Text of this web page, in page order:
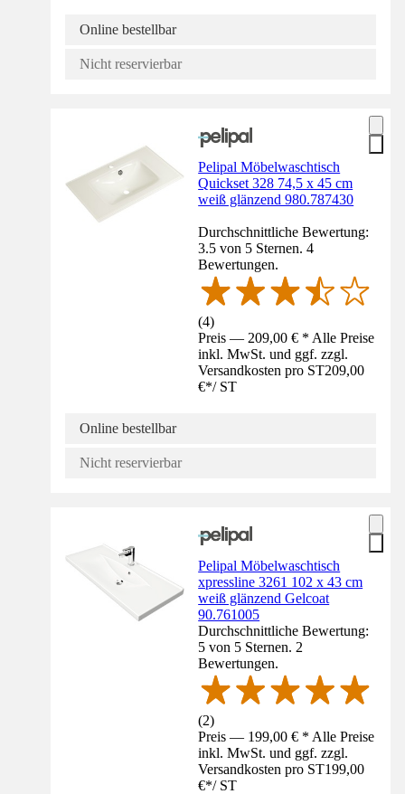
Online bestellbar
Nicht reservierbar
Pelipal Möbelwaschtisch
Quickset 328 74,5 x 45 cm
weiß glänzend 980.787430
Durchschnittliche Bewertung:
3.5 von 5 Sternen. 4
Bewertungen.
(4)
Preis — 209,00 € * Alle Preise
inkl. MwSt. und ggf. zzgl.
Versandkosten pro ST209,00
€*/ ST
Online bestellbar
Nicht reservierbar
Pelipal Möbelwaschtisch
xpressline 3261 102 x 43 cm
weiß glänzend Gelcoat
90.761005
Durchschnittliche Bewertung:
5 von 5 Sternen. 2
Bewertungen.
(2)
Preis — 199,00 € * Alle Preise
inkl. MwSt. und ggf. zzgl.
Versandkosten pro ST199,00
€*/ ST